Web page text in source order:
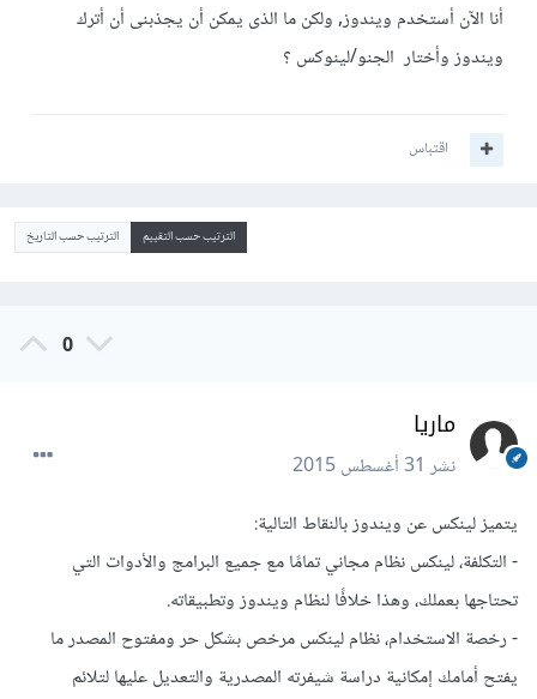
أنا الآن أستخدم ويندوز, ولكن ما الذى يمكن أن يجذبنى أن أترك
ويندوز وأختار الجنو/لينوكس ؟
اقتباس
الترتيب حسب التقييم الترتيب حسب التاريخ
0
ماريا
نشر31 أغسطس 2015
يتميز لينكس عن ويندوز بالنقاط التالية:
- التكلفة، لينكس نظام مجاني تمامًا مع جميع البرامج والأدوات التي
تحتاجها بعملك، وهذا خلافًا لنظام ويندوز وتطبيقاته.
- رخصة الاستخدام، نظام لينكس مرخص بشكل حر ومفتوح المصدر ما
يفتح أمامك إمكانية دراسة شيفرته المصدرية والتعديل عليها لتلائم